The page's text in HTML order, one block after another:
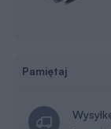
Pamiętaj